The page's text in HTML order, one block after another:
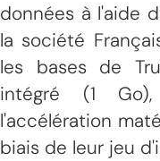
données à l'aide
la société
les bases de
intégré (1
l'accélération
biais de leur jeu